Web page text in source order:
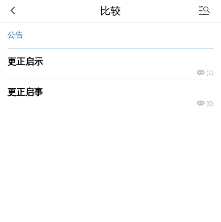
比较
公告
更正启示
(1)
更正启事
(0)